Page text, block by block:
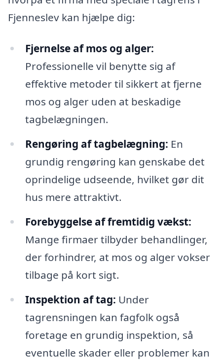
Fjenneslev kan hjælpe dig:
Fjernelse af mos og alger:
Professionelle vil benytte sig af
effektive metoder til sikkert at fjerne
mos og alger uden at beskadige
tagbelægningen.
Rengøring af tagbelægning: En
grundig rengøring kan genskabe det
oprindelige udseende, hvilket gør dit
hus mere attraktivt.
Forebyggelse af fremtidig vækst:
Mange firmaer tilbyder behandlinger,
der forhindrer, at mos og alger vokser
tilbage på kort sigt.
Inspektion af tag: Under
tagrensningen kan fagfolk også
foretage en grundig inspektion, så
eventuelle skader eller problemer kan